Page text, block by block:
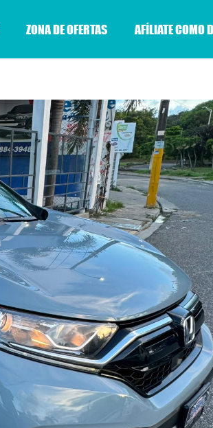
ZONA DE OFERTAS AFÍLIATE COMO